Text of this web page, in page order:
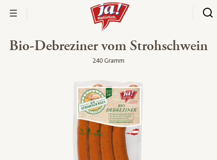
Bio-Debreziner vom Strohschwein
240 Gramm